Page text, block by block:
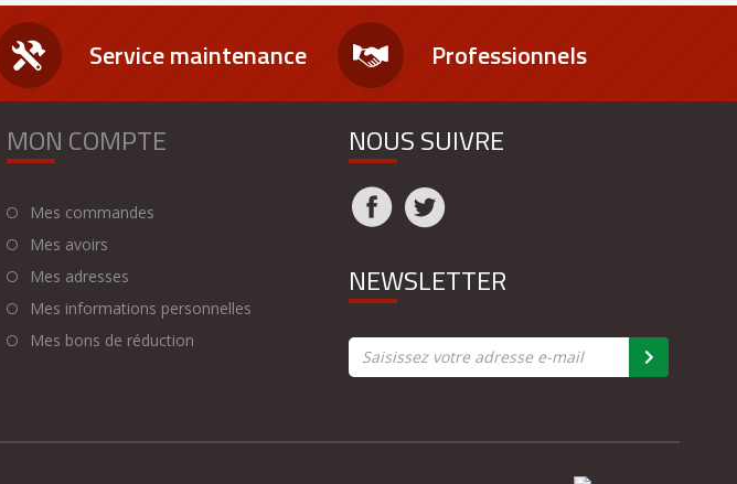
Service maintenance Professionnels
MON COMPTE
Mes commandes
Mes avoirs
Mes adresses
Mes informations personnelles
Mes bons de réduction
NOUS SUIVRE
NEWSLETTER